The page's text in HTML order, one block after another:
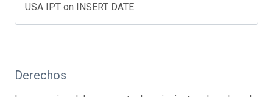
USA IPT on INSERT DATE
Derechos